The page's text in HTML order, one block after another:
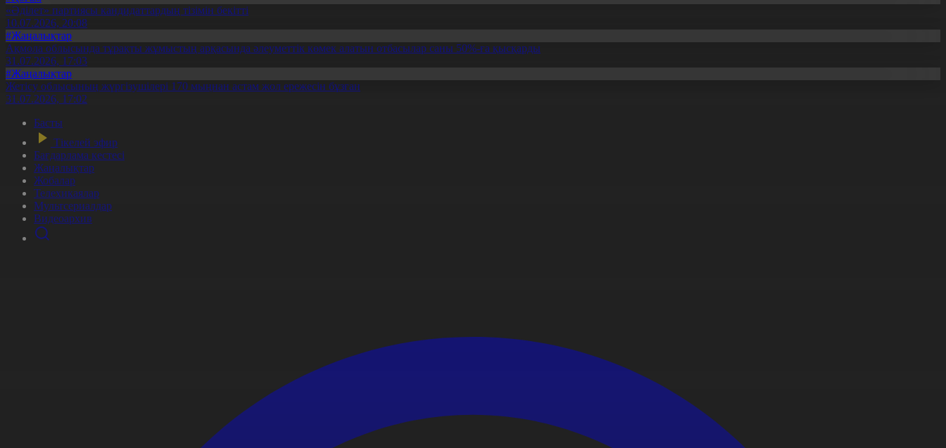
«Әділет» партиясы кандидаттардың тізімін бекітті
10.07.2026, 20:08
#Жаңалықтар
Ақмола облысында тұрақты жұмыстың арқасында әлеуметтік көмек алатын отбасылар саны 50%-ға қысқарды
31.07.2026, 17:03
#Жаңалықтар
Жетісу облысының жүргізушілері 170 мыңнан астам жол ережесін бұзған
31.07.2026, 17:02
Басты
Тікелей эфир
Бағдарлама кестесі
Жаңалықтар
Жобалар
Телехикаялар
Мультсериалдар
Видеоархив